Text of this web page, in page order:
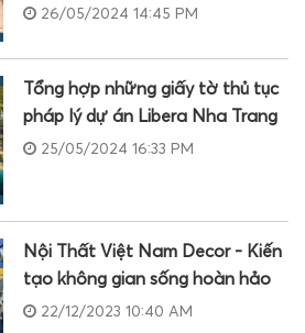
26/05/2024 14:45 PM
Tổng hợp những giấy tờ thủ tục
pháp lý dự án Libera Nha Trang
25/05/2024 16:33 PM
Nội Thất Việt Nam Decor - Kiến
tạo không gian sống hoàn hảo
22/12/2023 10:40 AM